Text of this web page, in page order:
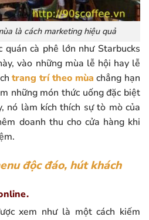
là cách marketing hiệu quả
quán cà phê lớn như Starbucks
vào những mùa lễ hội hay lễ
trang trí theo mùa chẳng hạn
những món thức uống đặc biệt
nó làm kích thích sự tò mò của
doanh thu cho cửa hàng khi
độc đáo, hút khách
xem như là một cách kiếm